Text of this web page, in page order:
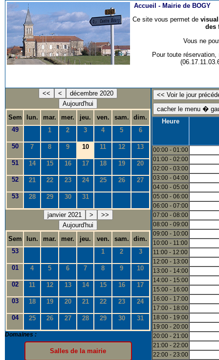
Accueil - Mairie de BOGY
Ce site vous permet de
des
Vous ne
Pour toute
<< <
décembre 2020
Aujourd'hui
Sem
lun. mar. mer. jeu. ven. sam.
dim.
49
1 2 3 4 5 6
50 7 8 9 10 11 12 13
51 14 15 16 17 18 19 20
52 21 22 23 24 25 26 27
53 28 29 30 31
janvier 2021 >
>>
Aujourd'hui
Sem
lun. mar. mer. jeu. ven. sam.
dim.
53
1 2 3
01 4 5 6 7 8 9 10
02 11 12 13 14 15 16 17
03 18 19 20 21 22 23 24
04 25 26 27 28 29 30 31
Domaines :
Heure
00:00 - 01:00
01:00 - 02:00
02:00 - 03:00
03:00 - 04:00
04:00 - 05:00
05:00 - 06:00
06:00 - 07:00
07:00 - 08:00
08:00 - 09:00
09:00 - 10:00
10:00 - 11:00
11:00 - 12:00
12:00 - 13:00
13:00 - 14:00
14:00 - 15:00
15:00 - 16:00
16:00 - 17:00
17:00 - 18:00
18:00 - 19:00
19:00 - 20:00
20:00 - 21:00
21:00 - 22:00
22:00 - 23:00